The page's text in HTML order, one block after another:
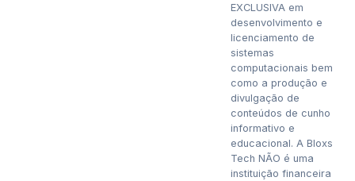
EXCLUSIVA em
desenvolvimento e
licenciamento de
sistemas
computacionais bem
como a produção e
divulgação de
conteúdos de cunho
informativo e
educacional. A Bloxs
Tech NÃO é uma
instituição financeira